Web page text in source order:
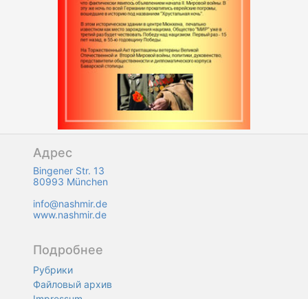
Адрес
Bingener Str. 13
80993 München
info@nashmir.de
www.nashmir.de
Подробнее
Рубрики
Файловый архив